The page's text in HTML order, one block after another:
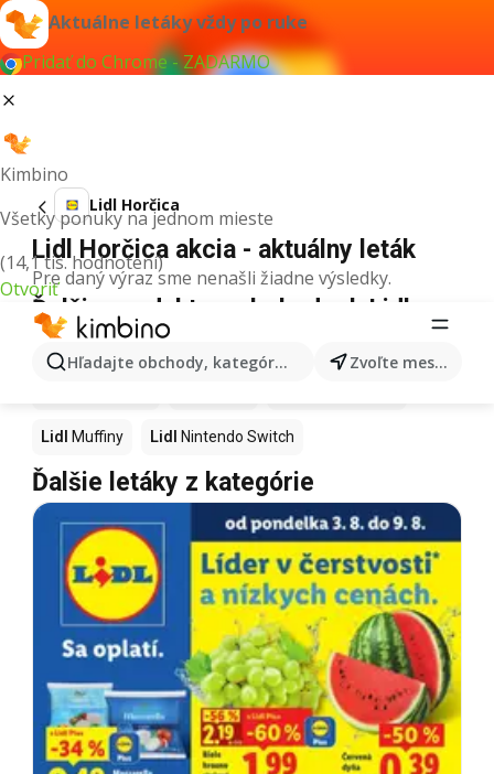
Aktuálne letáky vždy po ruke
Pridať do Chrome - ZADARMO
Kimbino
Všetky ponuky na jednom mieste
(14,1 tis. hodnotení)
Otvoriť
Hľadajte obchody, kategórie, produkty... Zvoľte mesto
Lidl Horčica
Lidl Horčica akcia - aktuálny leták
Pre daný výraz sme nenašli žiadne výsledky.
Ďalšie produkty v obchodoch Lidl
Lidl Muffiny Lidl Nintendo Switch
Ďalšie letáky z kategórie